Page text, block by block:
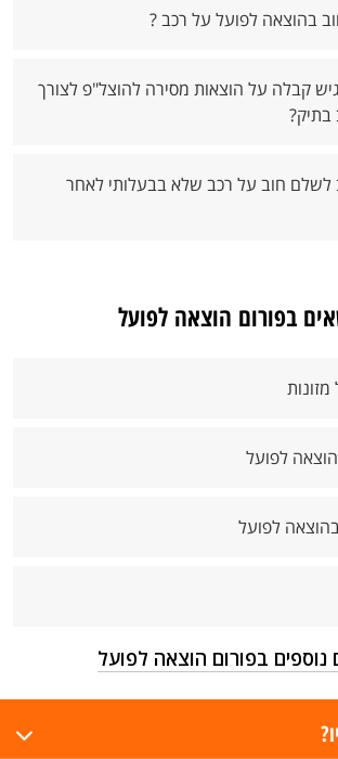
בהוצאה לפועל על רכב ?
קבלה על הוצאות מסירה להוצל"פ לצורך
בתיק?
לשלם חוב על רכב שלא בבעלותי לאחר
בפורום הוצאה לפועל
לפועל
לפועל
נוספים בפורום הוצאה לפועל